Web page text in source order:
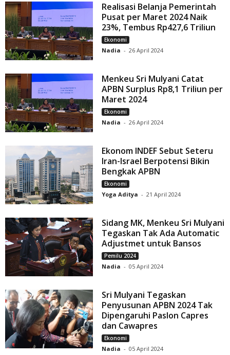
Realisasi Belanja Pemerintah
Pusat per Maret 2024 Naik
23%, Tembus Rp427,6 Triliun
Ekonomi
Nadia - 26 April 2024
Menkeu Sri Mulyani Catat
APBN Surplus Rp8,1 Triliun per
Maret 2024
Ekonomi
Nadia - 26 April 2024
Ekonom INDEF Sebut Seteru
Iran-Israel Berpotensi Bikin
Bengkak APBN
Ekonomi
Yoga Aditya - 21 April 2024
Sidang MK, Menkeu Sri Mulyani
Tegaskan Tak Ada Automatic
Adjustmet untuk Bansos
Pemilu 2024
Nadia - 05 April 2024
Sri Mulyani Tegaskan
Penyusunan APBN 2024 Tak
Dipengaruhi Paslon Capres
dan Cawapres
Ekonomi
Nadia - 05 April 2024